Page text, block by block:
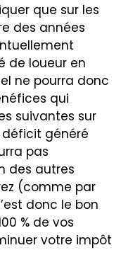
que sur les
des années
de loueur en
ne pourra donc
qui
suivantes sur
généré
pas
des autres
(comme par
donc le bon
% de vos
votre impôt